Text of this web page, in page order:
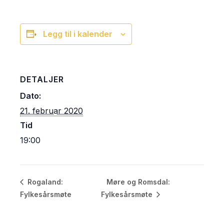
Legg til i kalender
DETALJER
Dato:
21. februar 2020
Tid
19:00
Rogaland:
Fylkesårsmøte
Møre og Romsdal:
Fylkesårsmøte